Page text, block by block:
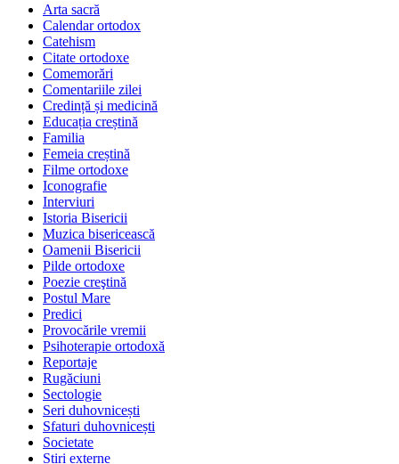
Arta sacră
Calendar ortodox
Catehism
Citate ortodoxe
Comemorări
Comentariile zilei
Credință și medicină
Educația creștină
Familia
Femeia creștină
Filme ortodoxe
Iconografie
Interviuri
Istoria Bisericii
Muzica bisericească
Oamenii Bisericii
Pilde ortodoxe
Poezie creştină
Postul Mare
Predici
Provocările vremii
Psihoterapie ortodoxă
Reportaje
Rugăciuni
Sectologie
Seri duhovnicești
Sfaturi duhovnicești
Societate
Știri externe